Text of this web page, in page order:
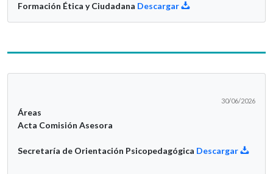
Formación Ética y Ciudadana Descargar
30/06/2026
Áreas
Acta Comisión Asesora
Secretaría de Orientación Psicopedagógica Descargar